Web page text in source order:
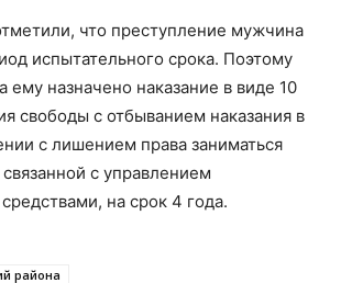
что преступление мужчина
испытательного срока. Поэтому
ему назначено наказание в виде 10
свободы с отбыванием наказания в
с лишением права заниматься
с управлением
на срок 4 года.
района